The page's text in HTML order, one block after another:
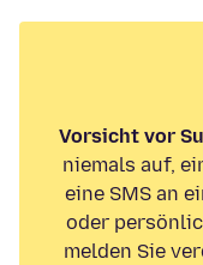
Vorsicht vor
niemals auf,
eine SMS an
oder
melden Sie